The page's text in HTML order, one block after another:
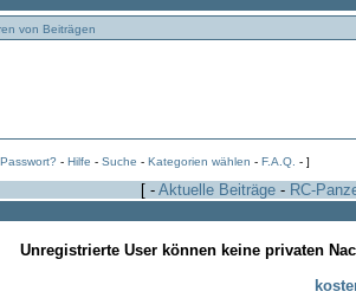
von Beiträgen
Passwort? - Hilfe - Suche - Kategorien wählen - F.A.Q. - ]
[ - Aktuelle Beiträge - RC-
Unregistrierte User können keine privaten